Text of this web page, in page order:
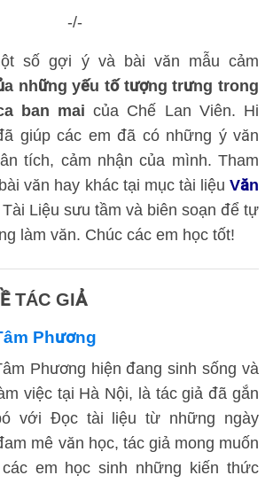
-/-
số gợi ý và bài văn mẫu cảm
những yếu tố tượng trưng trong
ban mai của Chế Lan Viên. Hi
giúp các em đã có những ý văn
tích, cảm nhận của mình. Tham
văn hay khác tại mục tài liệu Văn
Liệu sưu tầm và biên soạn để tự
làm văn. Chúc các em học tốt!
TÁC GIẢ
Phương
Phương hiện đang sinh sống và
việc tại Hà Nội, là tác giả đã gắn
với Đọc tài liệu từ những ngày
mê văn học, tác giả mong muốn
em học sinh những kiến thức